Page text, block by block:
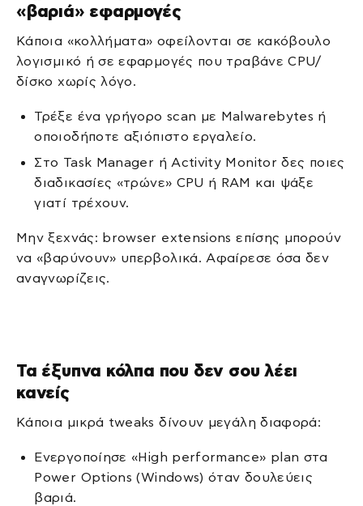
«βαριά» εφαρμογές
Κάποια «κολλήματα» οφείλονται σε κακόβουλο
λογισμικό ή σε εφαρμογές που τραβάνε CPU/
δίσκο χωρίς λόγο.
Τρέξε ένα γρήγορο scan με Malwarebytes ή
οποιοδήποτε αξιόπιστο εργαλείο.
Στο Task Manager ή Activity Monitor δες ποιες
διαδικασίες «τρώνε» CPU ή RAM και ψάξε
γιατί τρέχουν.
Μην ξεχνάς: browser extensions επίσης μπορούν
να «βαρύνουν» υπερβολικά. Αφαίρεσε όσα δεν
αναγνωρίζεις.
Τα έξυπνα κόλπα που δεν σου λέει
κανείς
Κάποια μικρά tweaks δίνουν μεγάλη διαφορά:
Ενεργοποίησε «High performance» plan στα
Power Options (Windows) όταν δουλεύεις
βαριά.